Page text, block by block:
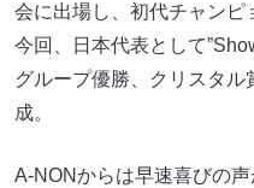
会に出場し、初代チャンピ
今回、日本代表として
グループ優勝、クリスタ
成。
A-NONからは早速喜びの声